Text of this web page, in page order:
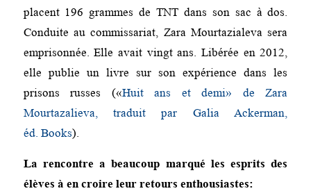
placent 196 grammes de TNT dans son sac à dos.
Conduite au commissariat, Zara Mourtazialeva sera
emprisonnée. Elle avait vingt ans. Libérée en 2012,
elle publie un livre sur son expérience dans les
prisons russes («Huit ans et demi» de Zara
Mourtazalieva, traduit par Galia Ackerman,
éd. Books).
La rencontre a beaucoup marqué les esprits des
élèves à en croire leur retours enthousiastes: